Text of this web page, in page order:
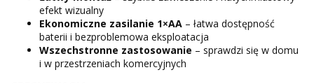
efekt wizualny
Ekonomiczne zasilanie 1×AA – łatwa dostępność
baterii i bezproblemowa eksploatacja
Wszechstronne zastosowanie – sprawdzi się w domu
i w przestrzeniach komercyjnych